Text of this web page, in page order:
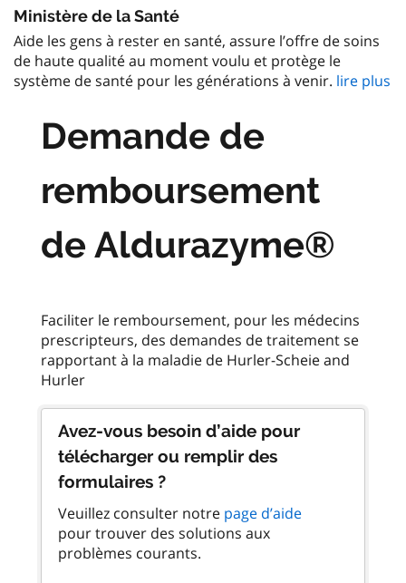
Ministère de la Santé
Aide les gens à rester en santé, assure l’offre de soins
de haute qualité au moment voulu et protège le
système de santé pour les générations à venir. lire plus
Demande de
remboursement
de Aldurazyme®
Faciliter le remboursement, pour les médecins
prescripteurs, des demandes de traitement se
rapportant à la maladie de Hurler-Scheie and
Avez-vous besoin d’aide pour
télécharger ou remplir des
formulaires ?
Veuillez consulter notre page d’aide
pour trouver des solutions aux
problèmes courants.